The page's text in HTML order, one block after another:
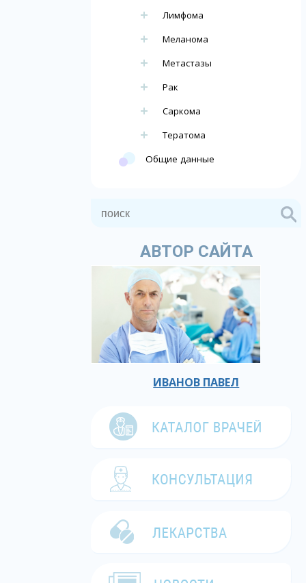
Лимфома
Меланома
Метастазы
Рак
Саркома
Тератома
Общие данные
АВТОР САЙТА
ИВАНОВ ПАВЕЛ